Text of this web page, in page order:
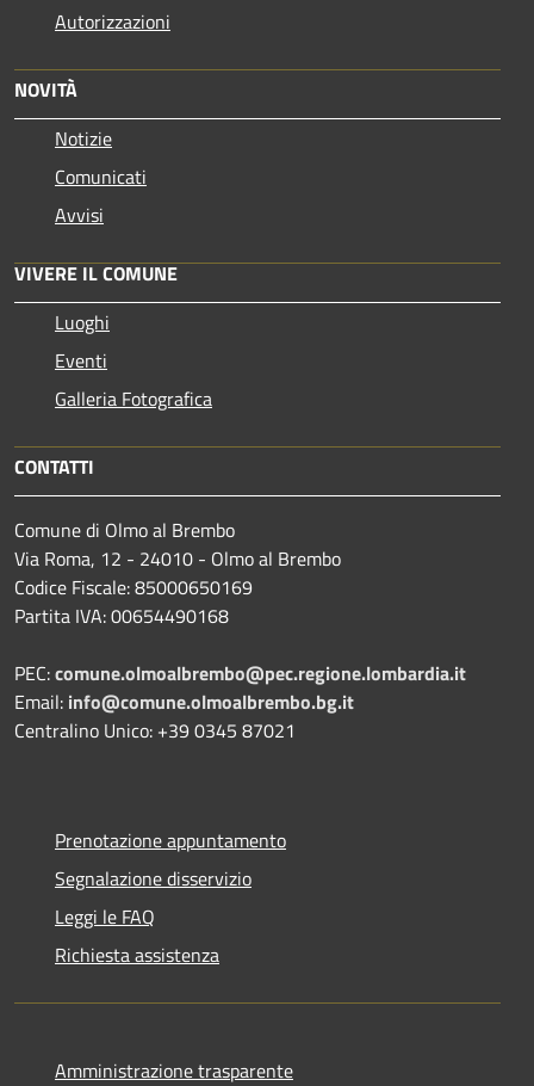
Autorizzazioni
NOVITÀ
Notizie
Comunicati
Avvisi
VIVERE IL COMUNE
Luoghi
Eventi
Galleria Fotografica
CONTATTI
Comune di Olmo al Brembo
Via Roma, 12 - 24010 - Olmo al Brembo
Codice Fiscale: 85000650169
Partita IVA: 00654490168
PEC:comune.olmoalbrembo@pec.regione.lombardia.it
Email: info@comune.olmoalbrembo.bg.it
Centralino Unico: +39 0345 87021
Prenotazione appuntamento
Segnalazione disservizio
Leggi le FAQ
Richiesta assistenza
Amministrazione trasparente